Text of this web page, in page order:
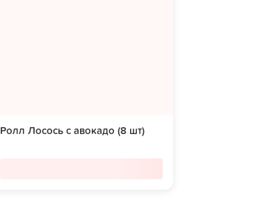
Ролл Лосось с авокадо (8 шт)